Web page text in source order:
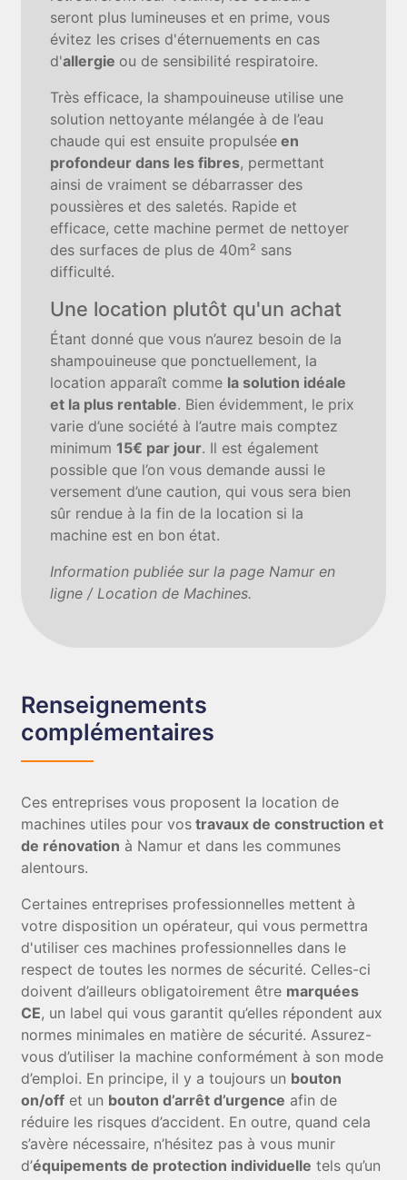
seront plus lumineuses et en prime, vous
évitez les crises d'éternuements en cas
d'allergie ou de sensibilité respiratoire.
Très efficace, la shampouineuse utilise une
solution nettoyante mélangée à de l’eau
chaude qui est ensuite propulsée en
profondeur dans les fibres, permettant
ainsi de vraiment se débarrasser des
poussières et des saletés. Rapide et
efficace, cette machine permet de nettoyer
des surfaces de plus de 40m² sans
difficulté.
Une location plutôt qu'un achat
Étant donné que vous n’aurez besoin de la
shampouineuse que ponctuellement, la
location apparaît comme la solution idéale
et la plus rentable. Bien évidemment, le prix
varie d’une société à l’autre mais comptez
minimum15€ par jour. Il est également
possible que l’on vous demande aussi le
versement d’une caution, qui vous sera bien
sûr rendue à la fin de la location si la
machine est en bon état.
Information publiée sur la page Namur en
ligne / Location de Machines.
Renseignements
complémentaires
Ces entreprises vous proposent la location de
machines utiles pour vos travaux de construction et
de rénovation à Namur et dans les communes
alentours.
Certaines entreprises professionnelles mettent à
votre disposition un opérateur, qui vous permettra
d'utiliser ces machines professionnelles dans le
respect de toutes les normes de sécurité. Celles-ci
doivent d’ailleurs obligatoirement être marquées
CE, un label qui vous garantit qu’elles répondent aux
normes minimales en matière de sécurité. Assurez-
vous d’utiliser la machine conformément à son mode
d’emploi. En principe, il y a toujours un bouton
on/off et un bouton d’arrêt d’urgence afin de
réduire les risques d’accident. En outre, quand cela
s’avère nécessaire, n’hésitez pas à vous munir
d’équipements de protection individuelle tels qu’un